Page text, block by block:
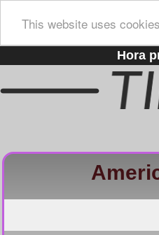
This website uses
Hora